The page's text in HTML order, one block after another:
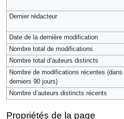
Dernier rédacteur
Date de la dernière modification
Nombre total de modifications
Nombre total d’auteurs distincts
Nombre de modifications récentes (dans
derniers 90 jours)
Nombre d’auteurs distincts récents
Propriétés de la page